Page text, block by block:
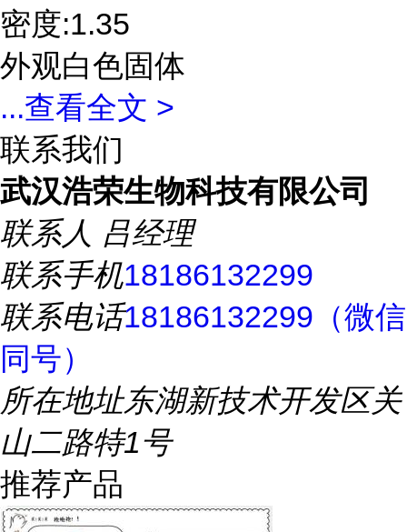
密度:1.35
外观白色固体
...查看全文 >
联系我们
武汉浩荣生物科技有限公司
联系人 吕经理
联系手机18186132299
联系电话18186132299（微信
同号）
所在地址东湖新技术开发区关
山二路特1号
推荐产品